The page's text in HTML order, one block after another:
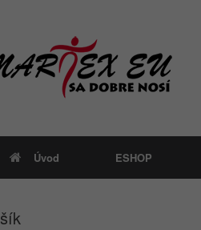
Úvod ESHOP